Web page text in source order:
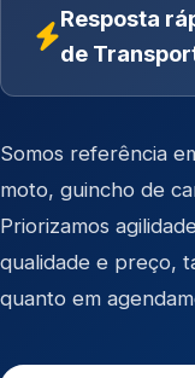
Resposta
de
Somos referência
moto, guincho de
Priorizamos
qualidade e preço,
quanto em